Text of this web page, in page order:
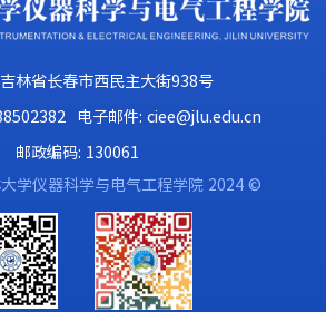
林省长春市西民主大街938号
电子邮件: ciee@jlu.edu.cn
邮政编码: 130061
学仪器科学与电气工程学院 2024 ©